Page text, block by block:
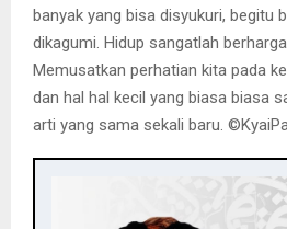
banyak yang bisa disyukuri, begitu
dikagumi. Hidup sangatlah
Memusatkan perhatian kita pada
dan hal hal kecil yang biasa biasa
arti yang sama sekali baru.